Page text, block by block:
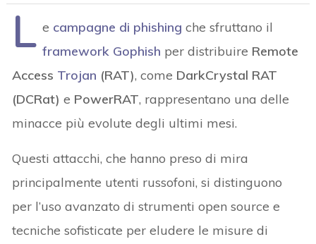
L e campagne di phishing che sfruttano il
framework Gophish per distribuire Remote
Access Trojan (RAT), come DarkCrystal RAT
(DCRat) e PowerRAT, rappresentano una delle
minacce più evolute degli ultimi mesi.
Questi attacchi, che hanno preso di mira
principalmente utenti russofoni, si distinguono
per l’uso avanzato di strumenti open source e
tecniche sofisticate per eludere le misure di